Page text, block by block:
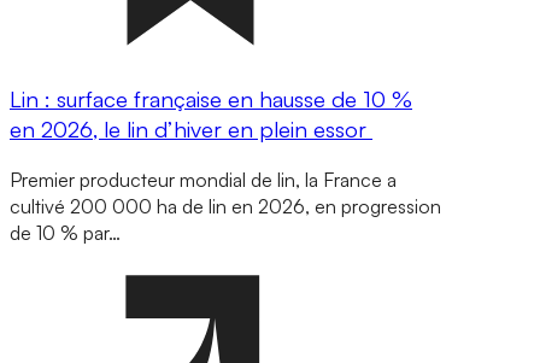
Lin : surface française en hausse de 10 %
en 2026, le lin d’hiver en plein essor
Premier producteur mondial de lin, la France a
cultivé 200 000 ha de lin en 2026, en progression
de 10 % par…